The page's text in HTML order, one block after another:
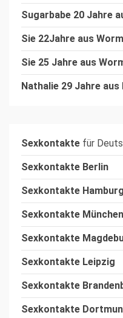
Sugarbabe 20 Jahre
Sie 22Jahre aus
Sie 25 Jahre aus
Nathalie 29 Jahre
Sexkontakte für
Sexkontakte Berlin
Sexkontakte Hamburg
Sexkontakte München
Sexkontakte
Sexkontakte Leipzig
Sexkontakte
Sexkontakte